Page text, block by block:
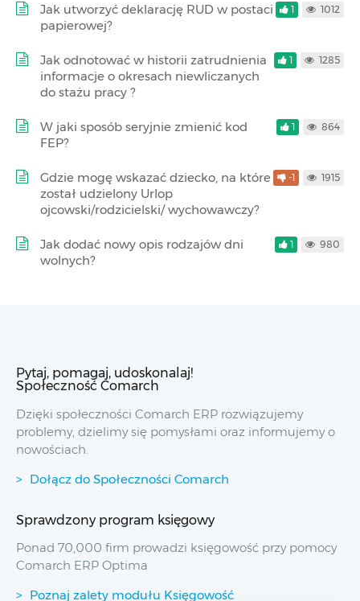
Jak utworzyć deklarację RUD w postaci
papierowej?
1 1012
Jak odnotować w historii zatrudnienia
informacje o okresach niewliczanych
do stażu pracy ?
1 1285
W jaki sposób seryjnie zmienić kod
FEP?
1 864
Gdzie mogę wskazać dziecko, na które
został udzielony Urlop
ojcowski/rodzicielski/ wychowawczy?
-1 1915
Jak dodać nowy opis rodzajów dni
wolnych?
1 980
Pytaj, pomagaj, udoskonalaj!
Społeczność Comarch
Dzięki społeczności Comarch ERP rozwiązujemy
problemy, dzielimy się pomysłami oraz informujemy o
nowościach.
Dołącz do Społeczności Comarch
Sprawdzony program księgowy
Ponad 70,000 firm prowadzi księgowość przy pomocy
Comarch ERP Optima
Poznaj zalety modułu Księgowość